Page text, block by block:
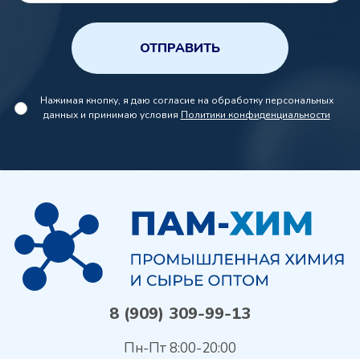
ОТПРАВИТЬ
Нажимая кнопку, я даю согласие на обработку персональных
данных и принимаю условия Политики конфиденциальности
8 (909) 309-99-13
Пн-Пт 8:00-20:00